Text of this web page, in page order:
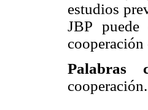
estudios
JBP
Palabras
cooperación.